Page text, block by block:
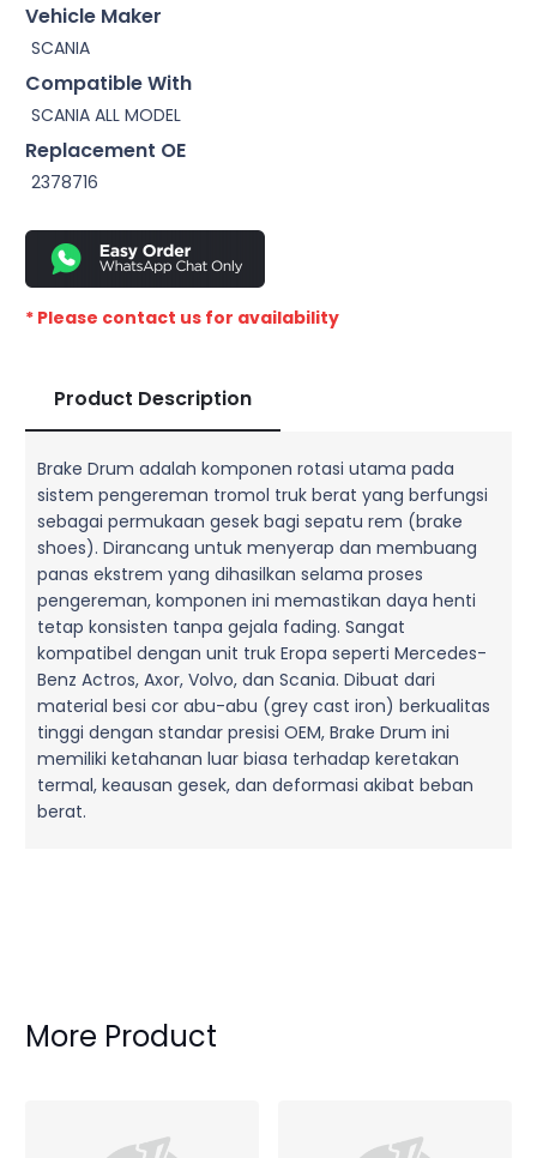
Vehicle Maker
SCANIA
Compatible With
SCANIA ALL MODEL
Replacement OE
2378716
* Please contact us for availability
Product Description
Brake Drum adalah komponen rotasi utama pada
sistem pengereman tromol truk berat yang berfungsi
sebagai permukaan gesek bagi sepatu rem (brake
shoes). Dirancang untuk menyerap dan membuang
panas ekstrem yang dihasilkan selama proses
pengereman, komponen ini memastikan daya henti
tetap konsisten tanpa gejala fading. Sangat
kompatibel dengan unit truk Eropa seperti Mercedes-
Benz Actros, Axor, Volvo, dan Scania. Dibuat dari
material besi cor abu-abu (grey cast iron) berkualitas
tinggi dengan standar presisi OEM, Brake Drum ini
memiliki ketahanan luar biasa terhadap keretakan
termal, keausan gesek, dan deformasi akibat beban
berat.
More Product